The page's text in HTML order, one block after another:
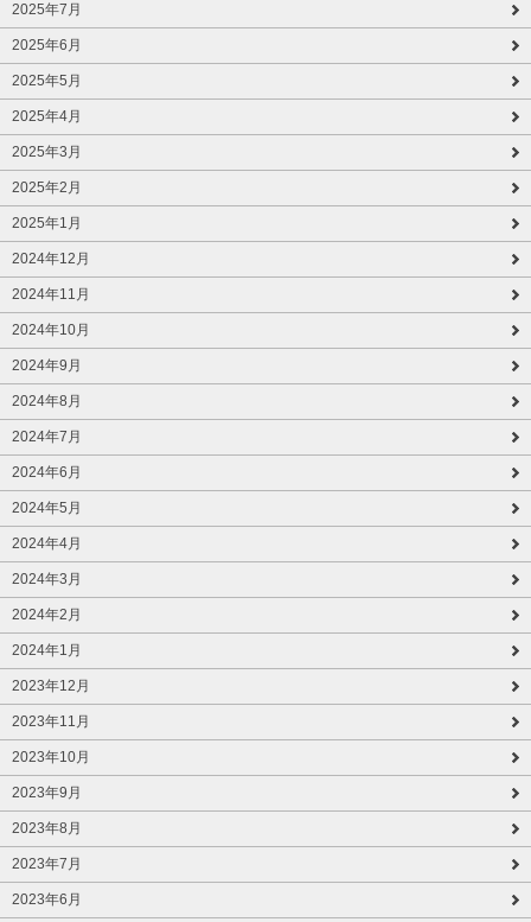
2025年7月
2025年6月
2025年5月
2025年4月
2025年3月
2025年2月
2025年1月
2024年12月
2024年11月
2024年10月
2024年9月
2024年8月
2024年7月
2024年6月
2024年5月
2024年4月
2024年3月
2024年2月
2024年1月
2023年12月
2023年11月
2023年10月
2023年9月
2023年8月
2023年7月
2023年6月